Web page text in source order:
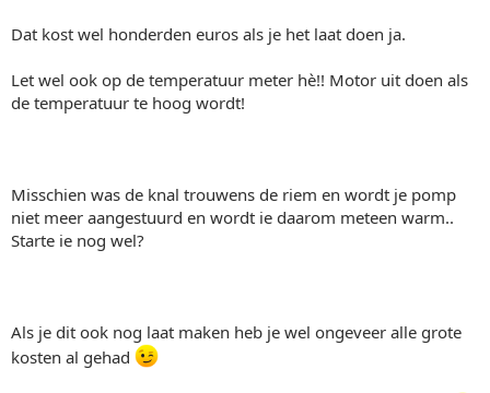
Dat kost wel honderden euros als je het laat doen ja.
Let wel ook op de temperatuur meter hè!! Motor uit doen als
de temperatuur te hoog wordt!
Misschien was de knal trouwens de riem en wordt je pomp
niet meer aangestuurd en wordt ie daarom meteen warm..
Starte ie nog wel?
Als je dit ook nog laat maken heb je wel ongeveer alle grote
kosten al gehad